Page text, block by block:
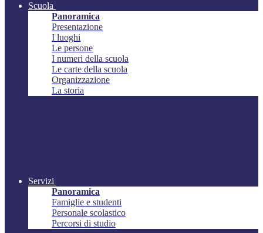
Scuola
Panoramica
Presentazione
I luoghi
Le persone
I numeri della scuola
Le carte della scuola
Organizzazione
La storia
Servizi
Panoramica
Famiglie e studenti
Personale scolastico
Percorsi di studio